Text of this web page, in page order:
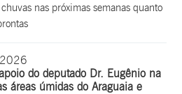
nas próximas semanas quanto
do deputado Dr. Eugênio na
áreas úmidas do Araguaia e